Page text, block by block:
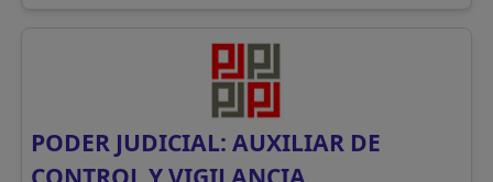
PODER JUDICIAL: AUXILIAR DE